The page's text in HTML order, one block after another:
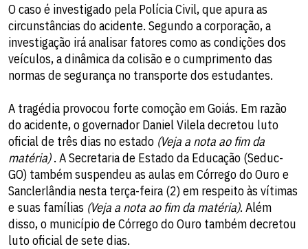
O caso é investigado pela Polícia Civil, que apura as
circunstâncias do acidente. Segundo a corporação, a
investigação irá analisar fatores como as condições dos
veículos, a dinâmica da colisão e o cumprimento das
normas de segurança no transporte dos estudantes.
A tragédia provocou forte comoção em Goiás. Em razão
do acidente, o governador Daniel Vilela decretou luto
oficial de três dias no estado (Veja a nota ao fim da
matéria). A Secretaria de Estado da Educação (Seduc-
GO) também suspendeu as aulas em Córrego do Ouro e
Sanclerlândia nesta terça-feira (2) em respeito às vítimas
e suas famílias (Veja a nota ao fim da matéria). Além
disso, o município de Córrego do Ouro também decretou
luto oficial de sete dias.